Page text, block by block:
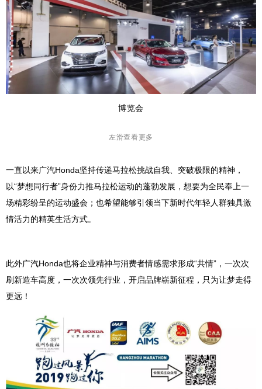
博览会
左滑查看更多
一直以来广汽Honda坚持传递马拉松挑战自我、突破极限的精神，
以“梦想同行者”身份力推马拉松运动的蓬勃发展，想要为全民奉上一
场精彩纷呈的运动盛会；也希望能够引领当下新时代年轻人群独具激
情活力的精英生活方式。
此外广汽Honda也将企业精神与消费者情感需求形成“共情”，一次次
刷新造车高度，一次次领先行业，开启品牌崭新征程，只为让梦走得
更远！